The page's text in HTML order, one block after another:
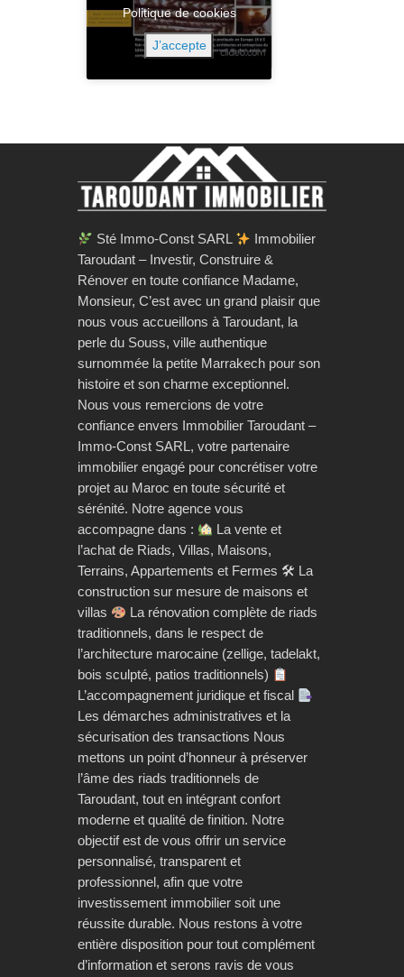
Politique de cookies
J’accepte
Sté Immo-Const SARL
Immobilier
Taroudant – Investir, Construire &
Rénover en toute confiance Madame,
Monsieur, C’est avec un grand plaisir que
nous vous accueillons à Taroudant, la
perle du Souss, ville authentique
surnommée la petite Marrakech pour son
histoire et son charme exceptionnel.
Nous vous remercions de votre
confiance envers Immobilier Taroudant –
Immo-Const SARL, votre partenaire
immobilier engagé pour concrétiser votre
projet au Maroc en toute sécurité et
sérénité. Notre agence vous
accompagne dans :
La vente et
l’achat de Riads, Villas, Maisons,
Terrains, Appartements et Fermes 🛠 La
construction sur mesure de maisons et
villas
La rénovation complète de riads
traditionnels, dans le respect de
l’architecture marocaine (zellige, tadelakt,
bois sculpté, patios traditionnels)
L’accompagnement juridique et fiscal
Les démarches administratives et la
sécurisation des transactions Nous
mettons un point d’honneur à préserver
l’âme des riads traditionnels de
Taroudant, tout en intégrant confort
moderne et qualité de finition. Notre
objectif est de vous offrir un service
personnalisé, transparent et
professionnel, afin que votre
investissement immobilier soit une
réussite durable. Nous restons à votre
entière disposition pour tout complément
d’information et serons ravis de vous